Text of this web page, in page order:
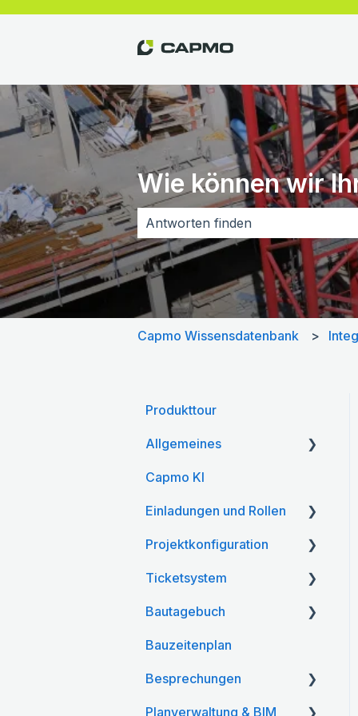
Wie können wir
Es gibt keine Vorschläge, da das
Capmo Wissensdatenbank
Produkttour
Allgemeines
Kontoeinstellungen
Capmo KI
Einladungen und Rollen
Einladungen
Projektteilnehmer &
Projektkonfiguration
Web App
Mobile App
Ticketsystem
Web App
Mobile App
Bautagebuch
Web App
Mobile App
Bauzeitenplan
Besprechungen
Web App
Planverwaltung & BIM